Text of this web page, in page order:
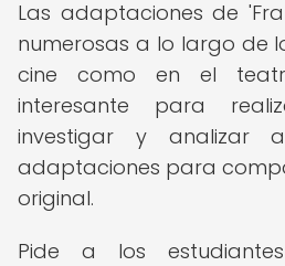
Las adaptaciones de
numerosas a lo largo de
cine como en el
interesante para
investigar y analizar
adaptaciones para
original.
Pide a los